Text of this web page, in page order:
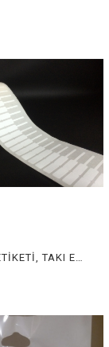
MÜCEVHER ETİKETİ, TAKI ETİKETİ, BARKOD ETİKETİ, PIRLANTA ETİKETİ, GÜMÜŞÇÜ ETİKETİ, BİJÜTERİ ETİKETİ, KUYUMCU ETİKETİ, JEWELRY TAG, JEWELRY LABEL, BARCOD TAG, SILVER TAG, GOLD TAG , DIAMOND TAG